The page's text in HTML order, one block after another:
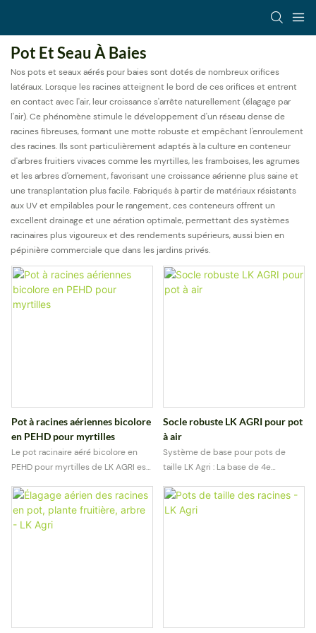
Pot Et Seau À Baies
Nos pots et seaux aérés pour baies sont dotés de nombreux orifices
latéraux. Lorsque les racines atteignent le bord de ces orifices et entrent
en contact avec l'air, leur croissance s'arrête naturellement (élagage par
l'air). Ce phénomène stimule le développement d'un réseau dense de
racines fibreuses, formant une motte robuste et empêchant l'enroulement
des racines. Ils sont particulièrement adaptés à la culture en conteneur
d'arbres fruitiers vivaces comme les myrtilles, les framboises, les agrumes
et les arbres d'ornement, favorisant une croissance aérienne plus saine et
une transplantation plus facile. Fabriqués à partir de matériaux résistants
aux UV et empilables pour le rangement, ces conteneurs offrent un
excellent drainage et une aération optimale, permettant des systèmes
racinaires plus vigoureux et des rendements supérieurs, aussi bien en
pépinière commerciale que dans les jardins privés.
Pot à racines aériennes bicolore
en PEHD pour myrtilles
Le pot racinaire aéré bicolore en
PEHD pour myrtilles de LK AGRI est
développement racinaire plus sain
et améliorer la croissance des
plantes dans les pépinières, les
Socle robuste LK AGRI pour pot
à air
Système de base pour pots de
taille LK Agri : La base de 4e
essentiel de tout système de pots
de taille, car elle influe directement